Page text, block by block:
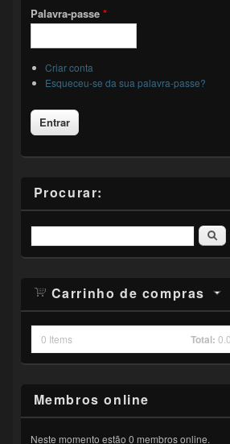
Palavra-passe *
Criar conta
Esqueceu-se da sua palavra-passe?
Procurar:
Carrinho de compras
0 Items Total:
Membros online
Neste momento estão 0 membros online.